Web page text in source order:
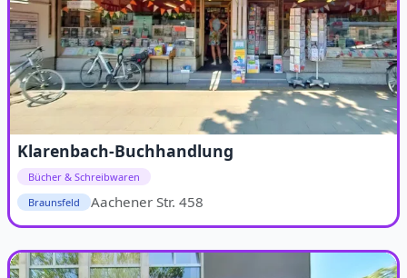
Klarenbach-Buchhandlung
Bücher & Schreibwaren
Braunsfeld
Aachener Str. 458